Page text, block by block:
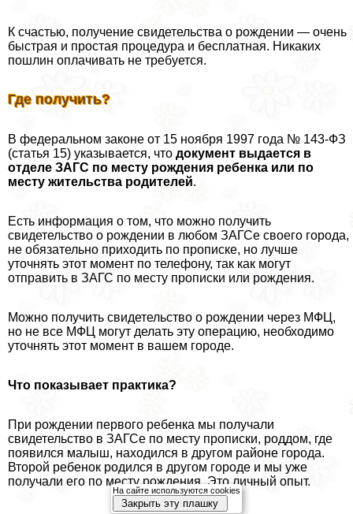
К счастью, получение свидетельства о рождении — очень
быстрая и простая процедypa и бесплатная. Никаких
пошлин оплачивать не требуется.
Где получить?
В федеральном законе от 15 ноября 1997 года № 143-ФЗ
(статья 15) указывается, что документ выдается в
отделе ЗАГС по месту рождения ребенка или по
месту жительства родителей.
Есть информация о том, что можно получить
свидетельство о рождении в любом ЗАГСе своего города,
не обязательно приходить по прописке, но лучше
уточнять этот момент по телефону, так как могут
отправить в ЗАГС по месту прописки или рождения.
Можно получить свидетельство о рождении через МФЦ,
но не все МФЦ могут делать эту операцию, необходимо
уточнять этот момент в вашем городе.
Что показывает пpaктика?
При рождении первого ребенка мы получали
свидетельство в ЗАГСе по месту прописки, роддом, где
появился малыш, находился в другом районе города.
Второй ребенок родился в другом городе и мы уже
получали его по месту рождения. Это личный опыт.
На сайте используются cookies
Закрыть эту плашку